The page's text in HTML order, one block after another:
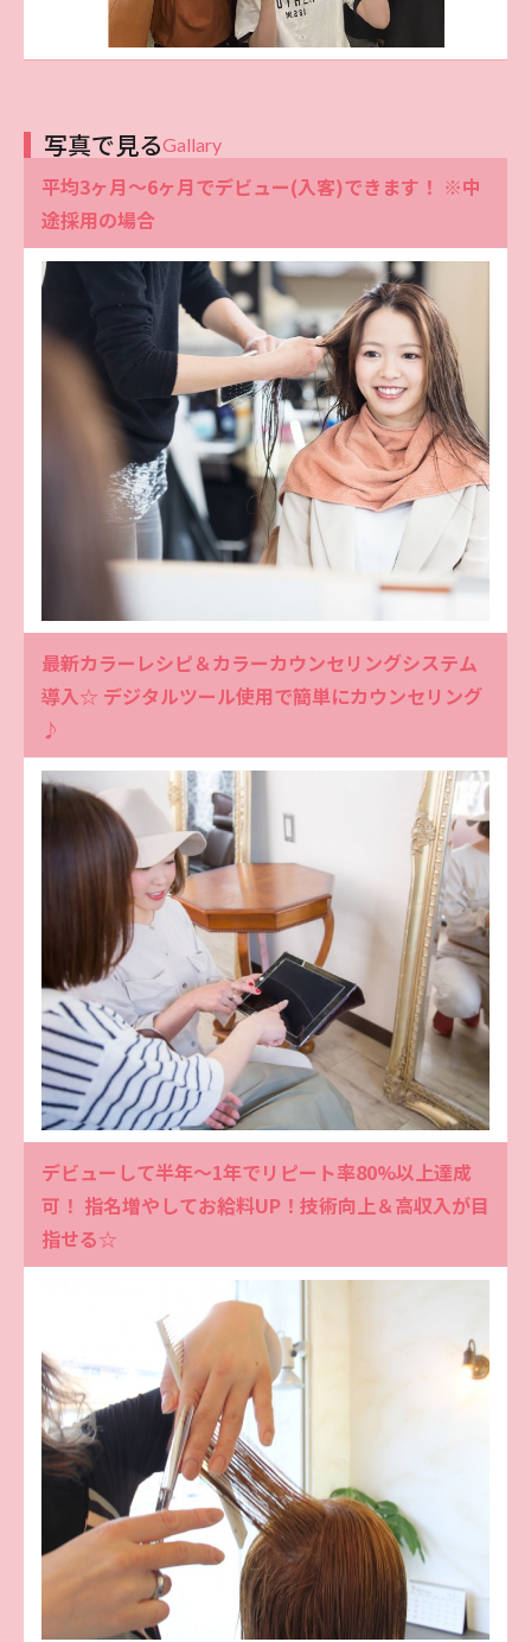
写真で見るGallary
平均3ヶ月〜6ヶ月でデビュー(入客)できます！ ※中
途採用の場合
最新カラーレシピ＆カラーカウンセリングシステム
導入☆ デジタルツール使用で簡単にカウンセリング
♪
デビューして半年～1年でリピート率80%以上達成
可！ 指名増やしてお給料UP！技術向上＆高収入が目
指せる☆